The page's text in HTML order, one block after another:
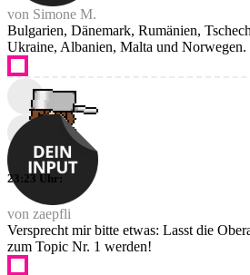
von Simone M.
Bulgarien, Dänemark, Rumänien,
Ukraine, Albanien, Malta und Norwegen.
23:23 Uhr:
von zaepfli
Versprecht mir bitte etwas: Lasst die
zum Topic Nr. 1 werden!